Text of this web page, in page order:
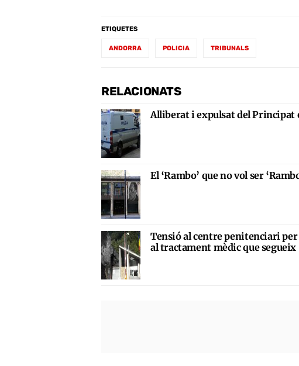
ETIQUETES
ANDORRA POLICIA TRIBUNALS
RELACIONATS
Alliberat i expulsat del Principat
El ‘Rambo’ que no vol ser
Tensió al centre penitenciari per
al tractament mèdic que segueix